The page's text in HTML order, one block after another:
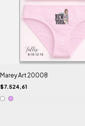
Marey Art 20008
$7.524,61